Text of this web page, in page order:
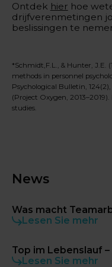
Ontdek hier hoe
drijfverenmetingen
beslissingen te
*Schmidt,F.L., & Hunter, J.E.
methods in personnel
Psychological Bulletin,
(Project Oxygen,
studies.
News
Was macht
Lesen Sie mehr
Top im Lebenslauf
Lesen Sie mehr